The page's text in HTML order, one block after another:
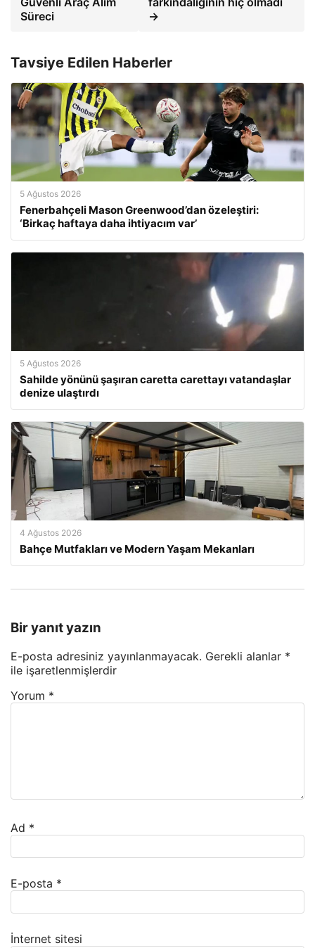
Süreci
→
Tavsiye Edilen Haberler
5 Ağustos 2026
Fenerbahçeli Mason Greenwood’dan özeleştiri:
‘Birkaç haftaya daha ihtiyacım var’
5 Ağustos 2026
Sahilde yönünü şaşıran caretta carettayı vatandaşlar
denize ulaştırdı
4 Ağustos 2026
Bahçe Mutfakları ve Modern Yaşam Mekanları
Bir yanıt yazın
E-posta adresiniz yayınlanmayacak. Gerekli alanlar *
ile işaretlenmişlerdir
Yorum *
Ad *
E-posta *
İnternet sitesi